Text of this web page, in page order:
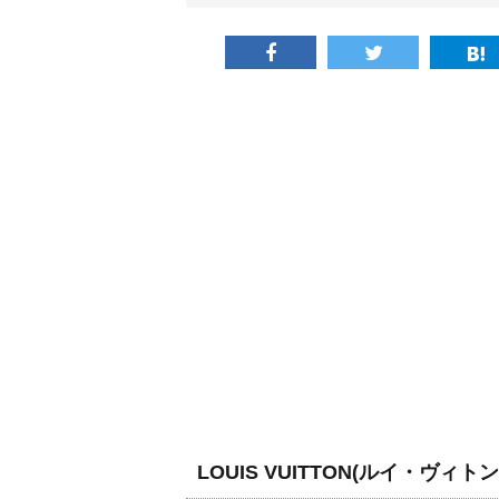
LOUIS VUITTON(ルイ・ヴィト